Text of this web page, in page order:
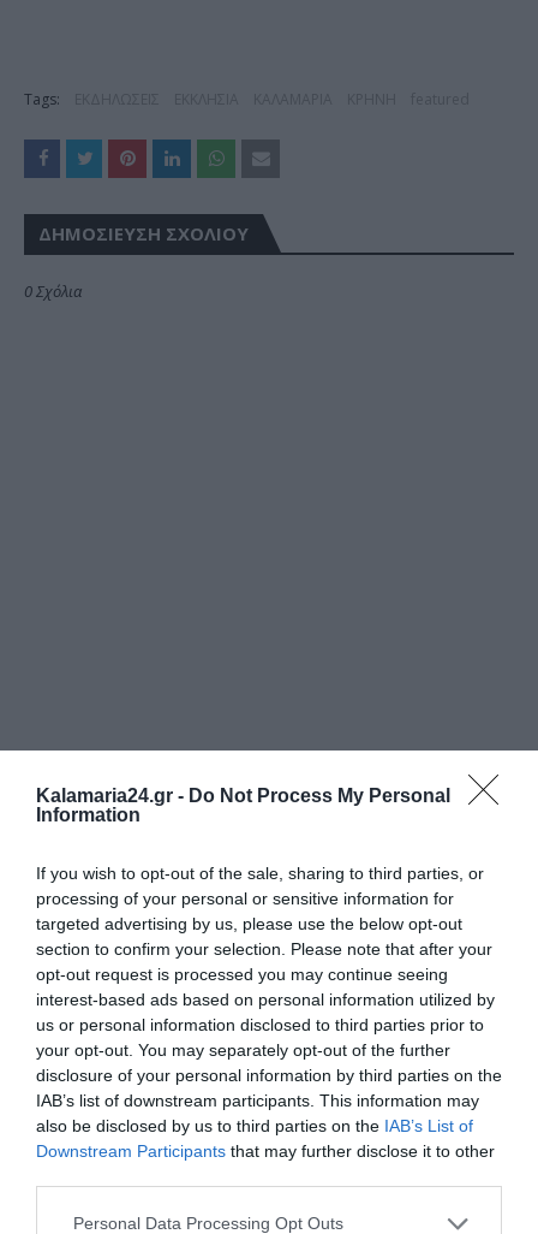
Kalamaria24.gr - Do Not Process My Personal
Information
If you wish to opt-out of the sale, sharing to third parties, or
processing of your personal or sensitive information for
targeted advertising by us, please use the below opt-out
section to confirm your selection. Please note that after your
opt-out request is processed you may continue seeing
interest-based ads based on personal information utilized by
us or personal information disclosed to third parties prior to
your opt-out. You may separately opt-out of the further
disclosure of your personal information by third parties on the
IAB’s list of downstream participants. This information may
also be disclosed by us to third parties on the IAB’s List of
Downstream Participants that may further disclose it to other
Personal Data Processing Opt Outs
Tags:
ΔΗΜΟΣΊΕΥΣΗ ΣΧΟΛΊΟΥ
0 Σχόλια